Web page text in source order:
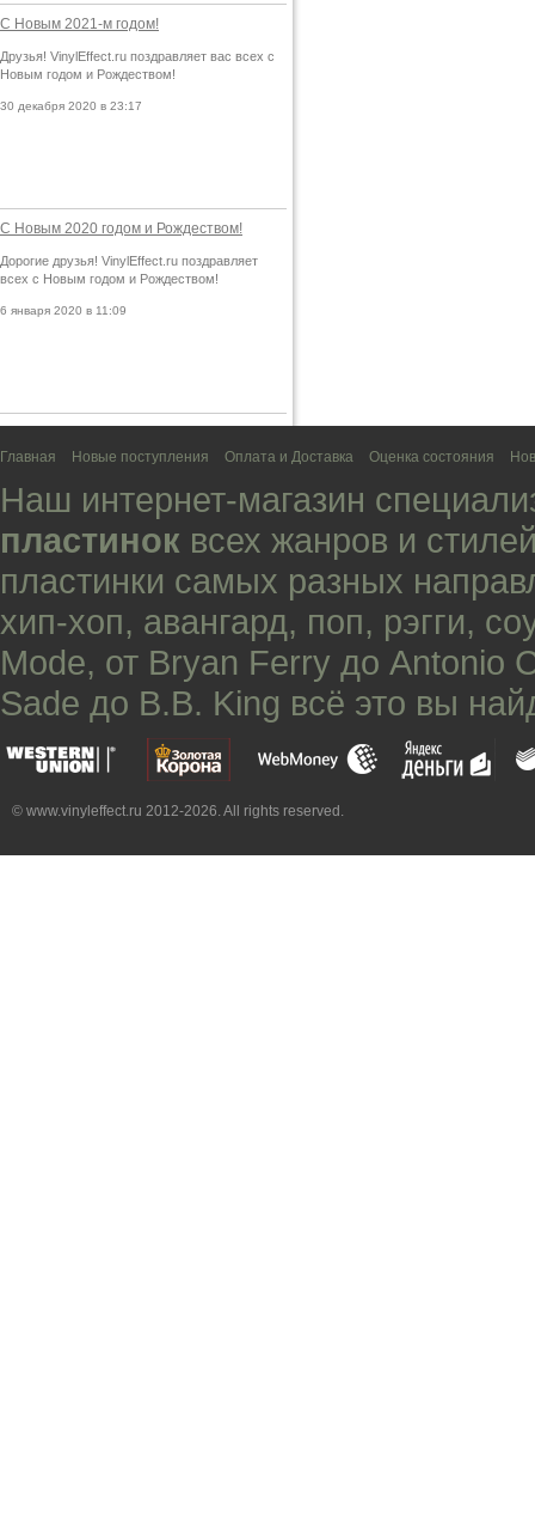
С Новым 2021-м годом!
Друзья! VinylEffect.ru поздравляет вас всех с
Новым годом и Рождеством!
30 декабря 2020 в 23:17
С Новым 2020 годом и Рождеством!
Дорогие друзья! VinylEffect.ru поздравляет
всех с Новым годом и Рождеством!
6 января 2020 в 11:09
Главная Новые поступления Оплата и Доставка Оценка состояния
Наш интернет-магазин
пластинок всех жанров и
пластинки самых разных
хип-хоп, авангард, поп, рэгги,
Mode, от Bryan Ferry до Antonio
Sade до B.B. King всё это вы
© www.vinyleffect.ru 2012-2026. All rights reserved.